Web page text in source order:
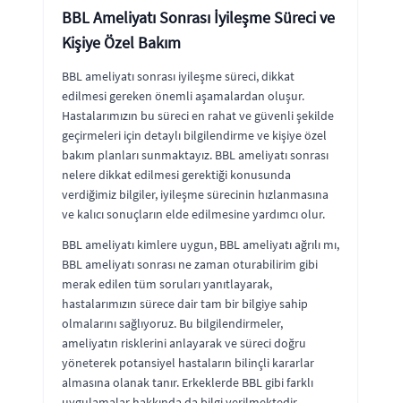
BBL Ameliyatı Sonrası İyileşme Süreci ve
Kişiye Özel Bakım
BBL ameliyatı sonrası iyileşme süreci, dikkat
edilmesi gereken önemli aşamalardan oluşur.
Hastalarımızın bu süreci en rahat ve güvenli şekilde
geçirmeleri için detaylı bilgilendirme ve kişiye özel
bakım planları sunmaktayız. BBL ameliyatı sonrası
nelere dikkat edilmesi gerektiği konusunda
verdiğimiz bilgiler, iyileşme sürecinin hızlanmasına
ve kalıcı sonuçların elde edilmesine yardımcı olur.
BBL ameliyatı kimlere uygun, BBL ameliyatı ağrılı mı,
BBL ameliyatı sonrası ne zaman oturabilirim gibi
merak edilen tüm soruları yanıtlayarak,
hastalarımızın sürece dair tam bir bilgiye sahip
olmalarını sağlıyoruz. Bu bilgilendirmeler,
ameliyatın risklerini anlayarak ve süreci doğru
yöneterek potansiyel hastaların bilinçli kararlar
almasına olanak tanır. Erkeklerde BBL gibi farklı